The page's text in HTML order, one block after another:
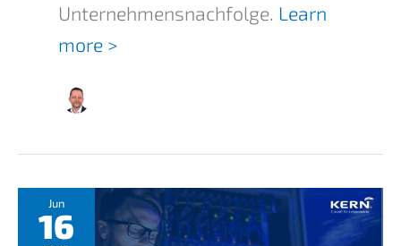
Unternehmens­nachfolge. Learn
more >
Jun
16